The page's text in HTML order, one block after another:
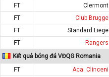
FT
Clermont
FT
Club Brugge
FT
Standard Liege
FT
Rangers
Kết quả bóng đá VĐQG Romania
FT
Aca. Clinceni